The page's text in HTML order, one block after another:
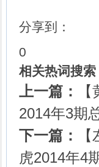
分享到：
0
相关热词搜索
上一篇：
2014年3期
下一篇：
虎2014年4